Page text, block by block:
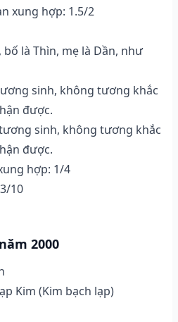
xung hợp: 1.5/2
là Thìn, mẹ là Dần, như
sinh, không tương khắc
được.
sinh, không tương khắc
được.
hợp: 1/4
10
2000
Kim (Kim bạch lạp)